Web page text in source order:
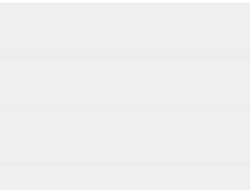
using only publicly available Instagram
Like data is pulled directly from Instagram